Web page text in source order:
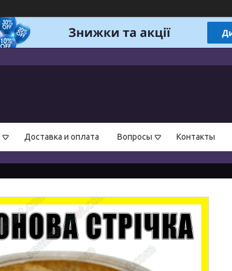
Доставка и оплата Вопросы Контакты